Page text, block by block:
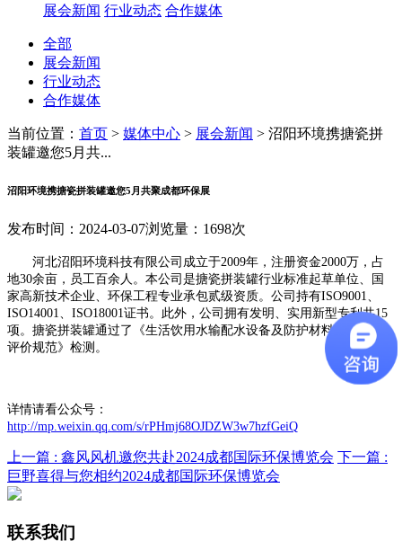
展会新闻 行业动态 合作媒体
全部
展会新闻
行业动态
合作媒体
当前位置： 首页 > 媒体中心 > 展会新闻 > 沼阳环境携搪瓷拼
装罐邀您5月共...
沼阳环境携搪瓷拼装罐邀您5月共聚成都环保展
发布时间：2024-03-07浏览量：1698次
河北沼阳环境科技有限公司成立于2009年，注册资金2000万，占
地30余亩，员工百余人。本公司是搪瓷拼装罐行业标准起草单位、国
家高新技术企业、环保工程专业承包贰级资质。公司持有ISO9001、
ISO14001、ISO18001证书。此外，公司拥有发明、实用新型专利共15
项。搪瓷拼装罐通过了《生活饮用水输配水设备及防护材料卫生安全
评价规范》检测。
详情请看公众号：
http://mp.weixin.qq.com/s/rPHmj68OJDZW3w7hzfGeiQ
上一篇 : 鑫风风机邀您共赴2024成都国际环保博览会 下一篇 :
巨野喜得与您相约2024成都国际环保博览会
联系我们